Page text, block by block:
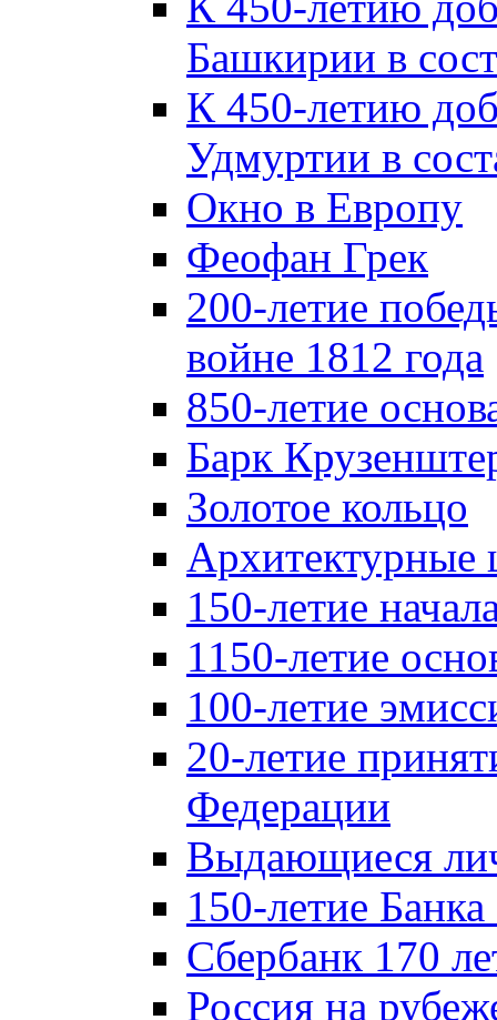
Башкирии в
К 450-летию
Удмуртии в
Окно в Европу
Феофан Грек
200-летие
войне 1812 года
850-летие
Барк
Золотое кольцо
Архитектурные
150-летие
1150-летие
100-летие
20-летие
Федерации
Выдающиеся
150-летие
Сбербанк 170
Россия на